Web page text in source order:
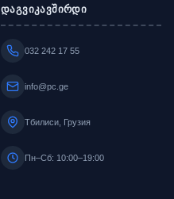
დაგვიკავშირდი
032 242 17 55
info@pc.ge
Тбилиси, Грузия
Пн–Сб: 10:00–19:00